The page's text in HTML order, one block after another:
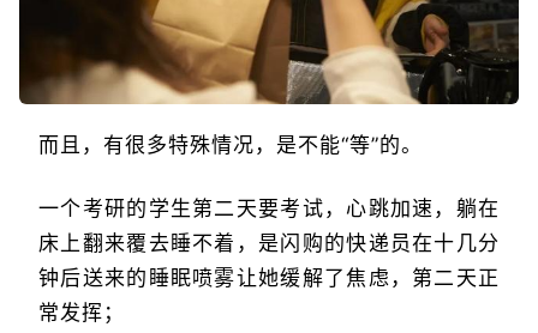
而且，有很多特殊情况，是不能“等”的。
一个考研的学生第二天要考试，心跳加速，躺在
床上翻来覆去睡不着，是闪购的快递员在十几分
钟后送来的睡眠喷雾让她缓解了焦虑，第二天正
常发挥；